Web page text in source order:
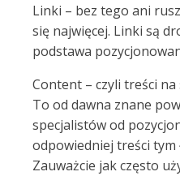
Linki – bez tego ani
się najwięcej. Linki są
podstawa
Content – czyli treści
To od dawna znane
specjalistów od
odpowiedniej treści tym
Zauważcie jak często